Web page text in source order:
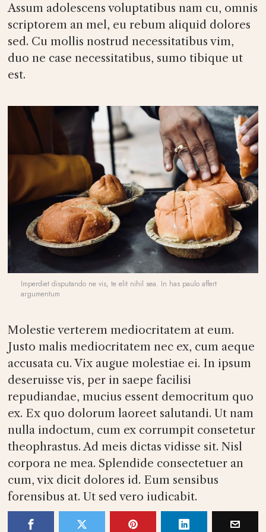
Assum adolescens voluptatibus nam cu, omnis
scriptorem an mel, eu rebum aliquid dolores
sed. Cu mollis nostrud necessitatibus vim,
duo ne case necessitatibus, sumo tibique ut
est.
Imperdiet disputando ne vis, te elit nihil sea. In has paulo affert
argumentum
Molestie verterem mediocritatem at eum.
Justo malis mediocritatem nec ex, cum aeque
accusata cu. Vix augue molestiae ei. In ipsum
deseruisse vis, per in saepe facilisi
repudiandae, mucius essent democritum quo
ex. Ex quo dolorum laoreet salutandi. Ut nam
nulla indoctum, cum ex corrumpit consetetur
theophrastus. Ad meis dictas vidisse sit. Nisl
corpora ne mea. Splendide consectetuer an
cum, vix dicit dolores id. Eum sensibus
forensibus at. Ut sed vero iudicabit.